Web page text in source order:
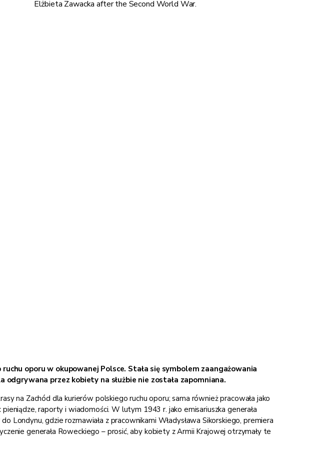
oporu w okupowanej Polsce. Stała się symbolem zaangażowania
przez kobiety na służbie nie została zapomniana.
na Zachód dla kurierów polskiego ruchu oporu; sama również pracowała jako
raporty i wiadomości. W lutym 1943 r. jako emisariuszka generała
Londynu, gdzie rozmawiała z pracownikami Władysława Sikorskiego, premiera
generała Roweckiego – prosić, aby kobiety z Armii Krajowej otrzymały te